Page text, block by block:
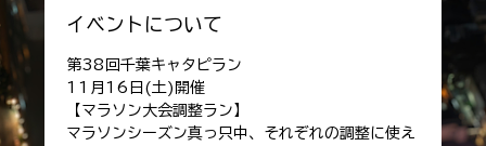
イベントについて
第38回千葉キャタピラン
11月16日(土)開催
【マラソン大会調整ラン】
マラソンシーズン真っ只中、それぞれの調整に使え